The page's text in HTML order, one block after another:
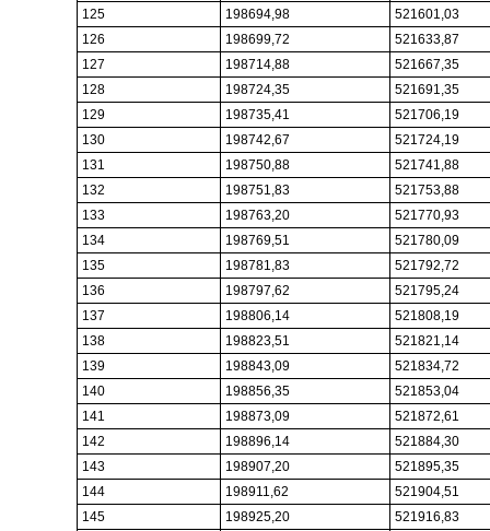
125
198694,98
521601,03
126
198699,72
521633,87
127
198714,88
521667,35
128
198724,35
521691,35
129
198735,41
521706,19
130
198742,67
521724,19
131
198750,88
521741,88
132
198751,83
521753,88
133
198763,20
521770,93
134
198769,51
521780,09
135
198781,83
521792,72
136
198797,62
521795,24
137
198806,14
521808,19
138
198823,51
521821,14
139
198843,09
521834,72
140
198856,35
521853,04
141
198873,09
521872,61
142
198896,14
521884,30
143
198907,20
521895,35
144
198911,62
521904,51
145
198925,20
521916,83